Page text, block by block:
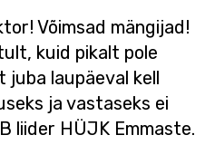
Võimsad mängijad!
kuid pikalt pole
juba laupäeval kell
ja vastaseks ei
liider HÜJK Emmaste.